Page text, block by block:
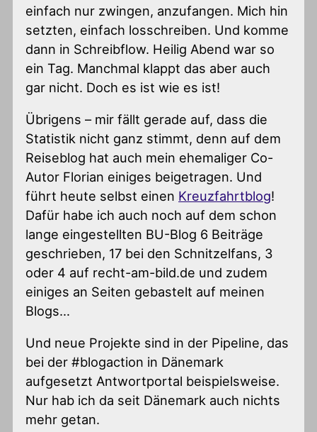
einfach nur zwingen, anzufangen. Mich hin
setzten, einfach losschreiben. Und komme
dann in Schreibflow. Heilig Abend war so
ein Tag. Manchmal klappt das aber auch
gar nicht. Doch es ist wie es ist!
Übrigens – mir fällt gerade auf, dass die
Statistik nicht ganz stimmt, denn auf dem
Reiseblog hat auch mein ehemaliger Co-
Autor Florian einiges beigetragen. Und
führt heute selbst einen Kreuzfahrtblog!
Dafür habe ich auch noch auf dem schon
lange eingestellten BU-Blog 6 Beiträge
geschrieben, 17 bei den Schnitzelfans, 3
oder 4 auf recht-am-bild.de und zudem
einiges an Seiten gebastelt auf meinen
Blogs…
Und neue Projekte sind in der Pipeline, das
bei der #blogaction in Dänemark
aufgesetzt Antwortportal beispielsweise.
Nur hab ich da seit Dänemark auch nichts
mehr getan.